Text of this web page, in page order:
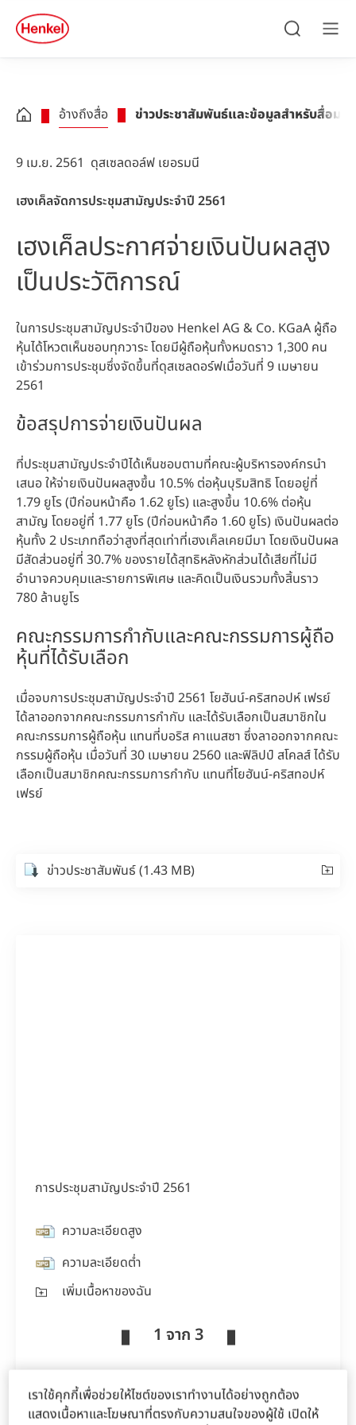
Skip to main content
Skip to footer
quick
search
อ้างถึงสื่อ ข่าวประชาสัมพันธ์และข้อมูลสำหรับสื่อมว
9 เม.ย. 2561 ดุสเซลดอล์ฟ เยอรมนี
เฮงเค็ลจัดการประชุมสามัญประจำปี 2561
เฮงเค็ลประกาศจ่ายเงินปันผลสูง
เป็นประวัติการณ์
ในการประชุมสามัญประจำปีของ Henkel AG & Co. KGaA ผู้ถือ
หุ้นได้โหวตเห็นชอบทุกวาระ โดยมีผู้ถือหุ้นทั้งหมดราว 1,300 คน
เข้าร่วมการประชุมซึ่งจัดขึ้นที่ดุสเซลดอร์ฟเมื่อวันที่ 9 เมษายน
2561
ข้อสรุปการจ่ายเงินปันผล
ที่ประชุมสามัญประจำปีได้เห็นชอบตามที่คณะผู้บริหารองค์กรนำ
เสนอ ให้จ่ายเงินปันผลสูงขึ้น 10.5% ต่อหุ้นบุริมสิทธิ โดยอยู่ที่
1.79 ยูโร(ปีก่อนหน้าคือ 1.62 ยูโร) และสูงขึ้น 10.6% ต่อหุ้น
สามัญ โดยอยู่ที่ 1.77 ยูโร(ปีก่อนหน้าคือ 1.60 ยูโร) เงินปันผลต่อ
หุ้นทั้ง 2 ประเภทถือว่าสูงที่สุดเท่าที่เฮงเค็ลเคยมีมา โดยเงินปันผล
มีสัดส่วนอยู่ที่ 30.7% ของรายได้สุทธิหลังหักส่วนได้เสียที่ไม่มี
อำนาจควบคุมและรายการพิเศษ และคิดเป็นเงินรวมทั้งสิ้นราว
780 ล้านยูโร
คณะกรรมการกำกับและคณะกรรมการผู้ถือ
หุ้นที่ได้รับเลือก
เมื่อจบการประชุมสามัญประจำปี 2561 โยฮันน์-คริสทอปห์ เฟรย์
ได้ลาออกจากคณะกรรมการกำกับ และได้รับเลือกเป็นสมาชิกใน
คณะกรรมการผู้ถือหุ้น แทนที่บอริส คาแนสซา ซึ่งลาออกจากคณะ
กรรมผู้ถือหุ้น เมื่อวันที่ 30 เมษายน 2560 และฟิลิปป์ สโคลส์ ได้รับ
เลือกเป็นสมาชิกคณะกรรมการกำกับ แทนที่โยฮันน์-คริสทอปห์
เฟรย์
ข่าวประชาสัมพันธ์(1.43 MB)
การประชุมสามัญประจำปี 2561
ความละเอียดสูง
ความละเอียดต่ำ
เพิ่มเนื้อหาของฉัน
1 จาก 3
เราใช้คุกกี้เพื่อช่วยให้ไซต์ของเราทำงานได้อย่างถูกต้อง
แสดงเนื้อหาและโฆษณาที่ตรงกับความสนใจของผู้ใช้ เปิดให้